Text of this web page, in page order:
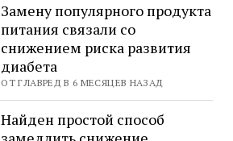
Замену популярного продукта
питания связали со
снижением риска развития
диабета
ОТ ГЛАВРЕД В 6 МЕСЯЦЕВ НАЗАД
Найден простой способ